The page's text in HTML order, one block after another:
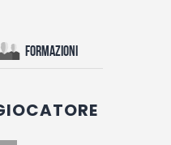
Formazioni